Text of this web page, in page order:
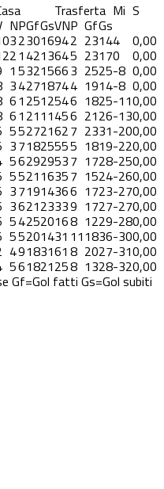
Trasferta Mi S
NPGfGsVNP GfGs
323016942 23144 0,00
21 4213645 23170 0,00
1 53215663 2525-8 0,00
342718744 1914-8 0,00
61 2512546 1825-110,00
61 2111456 2126-130,00
552721627 2331-200,00
371825555 1819-220,00
562929537 1728-250,00
552116357 1524-260,00
371914366 1723-270,00
362123339 1727-270,00
542520168 1229-280,00
55201431 111836-300,00
49183161 8 2027-310,00
561821258 1328-320,00
Gf=Gol fatti Gs=Gol subiti